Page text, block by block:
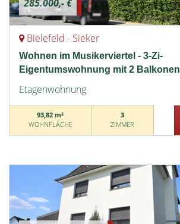
285.000,- €
Bielefeld - Sieker
Wohnen im Musikerviertel - 3-Zi-
Eigentumswohnung mit 2 Balkonen
Etagenwohnung
93,82 m²
WOHNFLÄCHE
3
ZIMMER